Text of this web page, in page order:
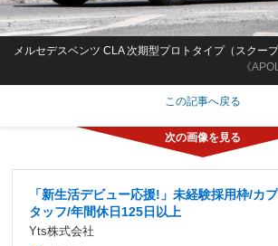
《
メルセデスベンツ CLA 次期型プロトタイプ（スクー
この記事へ戻る
「新生活デビュー応援!」未経験採用枠/カ
タッフ/年間休日125日以上
Yts株式会社